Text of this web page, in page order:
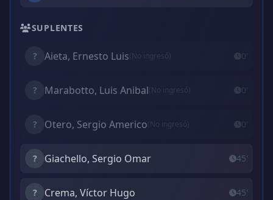
SUPLENTES
? Aieta, Ernesto Luis(No ingresó) 0'
? Marabotto, Luis Anibal(No ingresó) 0'
? Otero, Sergio Americo (No ingresó) 0'
? Giachello, Sergio Omar 45'
? Crema, Víctor Hugo 45'